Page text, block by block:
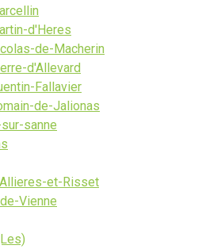
d'Heres
de-Macherin
d'Allevard
Fallavier
de-Jalionas
sanne
et-Risset
Vienne